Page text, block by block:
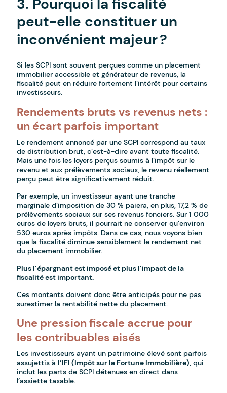
3. Pourquoi la fiscalité
peut-elle constituer un
inconvénient majeur ?
Si les SCPI sont souvent perçues comme un placement
immobilier accessible et générateur de revenus, la
fiscalité peut en réduire fortement l’intérêt pour certains
investisseurs.
Rendements bruts vs revenus nets :
un écart parfois important
Le rendement annoncé par une SCPI correspond au taux
de distribution brut, c’est-à-dire avant toute fiscalité.
Mais une fois les loyers perçus soumis à l’impôt sur le
revenu et aux prélèvements sociaux, le revenu réellement
perçu peut être significativement réduit.
Par exemple, un investisseur ayant une tranche
marginale d’imposition de 30 % paiera, en plus, 17,2 % de
prélèvements sociaux sur ses revenus fonciers. Sur 1 000
euros de loyers bruts, il pourrait ne conserver qu’environ
530 euros après impôts. Dans ce cas, nous voyons bien
que la fiscalité diminue sensiblement le rendement net
du placement immobilier.
Plus l’épargnant est imposé et plus l’impact de la
fiscalité est important.
Ces montants doivent donc être anticipés pour ne pas
surestimer la rentabilité nette du placement.
Une pression fiscale accrue pour
les contribuables aisés
Les investisseurs ayant un patrimoine élevé sont parfois
assujettis àl’IFI (Impôt sur la Fortune Immobilière), qui
inclut les parts de SCPI détenues en direct dans
l’assiette taxable.